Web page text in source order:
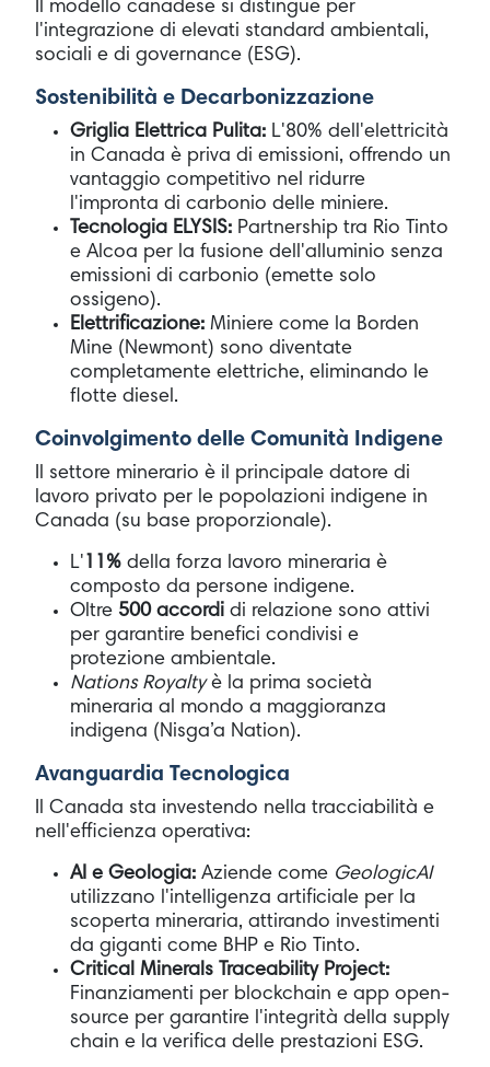
Il modello canadese si distingue per
l'integrazione di elevati standard ambientali,
sociali e di governance (ESG).
Sostenibilità e Decarbonizzazione
Griglia Elettrica Pulita: L'80% dell'elettricità
in Canada è priva di emissioni, offrendo un
vantaggio competitivo nel ridurre
l'impronta di carbonio delle miniere.
Tecnologia ELYSIS: Partnership tra Rio Tinto
e Alcoa per la fusione dell'alluminio senza
emissioni di carbonio (emette solo
ossigeno).
Elettrificazione: Miniere come la Borden
Mine (Newmont) sono diventate
completamente elettriche, eliminando le
flotte diesel.
Coinvolgimento delle Comunità Indigene
Il settore minerario è il principale datore di
lavoro privato per le popolazioni indigene in
Canada (su base proporzionale).
L' 11% della forza lavoro mineraria è
composto da persone indigene.
Oltre 500 accordi di relazione sono attivi
per garantire benefici condivisi e
protezione ambientale.
Nations Royaltyè la prima società
mineraria al mondo a maggioranza
indigena (Nisga’a Nation).
Avanguardia Tecnologica
Il Canada sta investendo nella tracciabilità e
nell'efficienza operativa:
AI e Geologia: Aziende come GeologicAI
utilizzano l'intelligenza artificiale per la
scoperta mineraria, attirando investimenti
da giganti come BHP e Rio Tinto.
Critical Minerals Traceability Project:
Finanziamenti per blockchain e app open-
source per garantire l'integrità della supply
chain e la verifica delle prestazioni ESG.